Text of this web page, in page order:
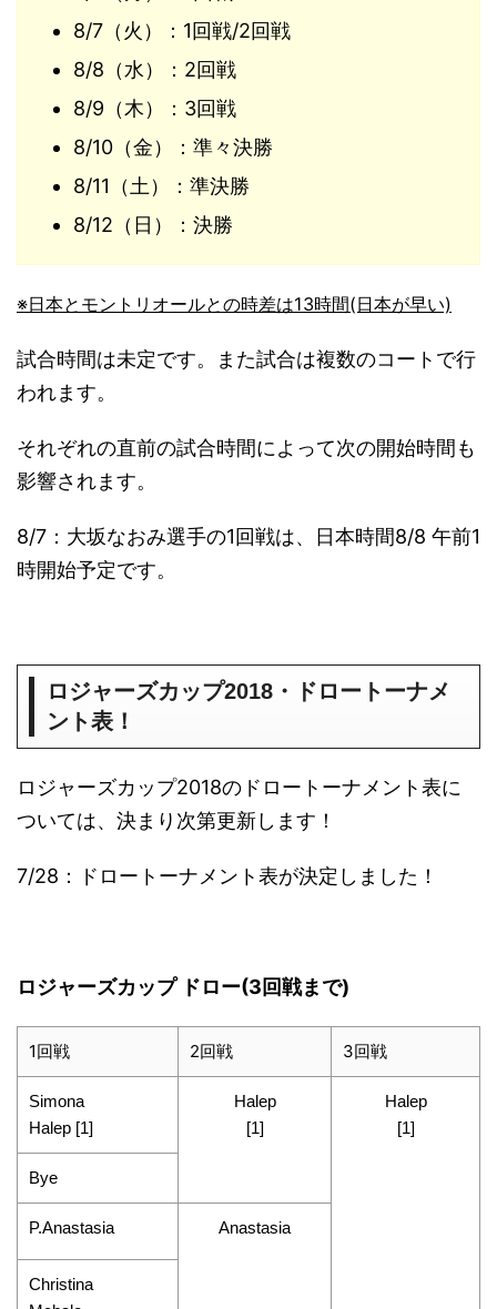
8/7（火）：1回戦/2回戦
8/8（水）：2回戦
8/9（木）：3回戦
8/10（金）：準々決勝
8/11（土）：準決勝
8/12（日）：決勝
※日本とモントリオールとの時差は13時間(日本が早い)
試合時間は未定です。また試合は複数のコートで行
われます。
それぞれの直前の試合時間によって次の開始時間も
影響されます。
8/7：大坂なおみ選手の1回戦は、日本時間8/8 午前1
時開始予定です。
ロジャーズカップ2018・ドロートーナメ
ント表！
ロジャーズカップ2018のドロートーナメント表に
ついては、決まり次第更新します！
7/28：ドロートーナメント表が決定しました！
ロジャーズカップ ドロー(3回戦まで)
1回戦 2回戦 3回戦
Simona
Halep [1]
Halep
[1]
Halep
[1]
Bye
P.Anastasia Anastasia
Christina